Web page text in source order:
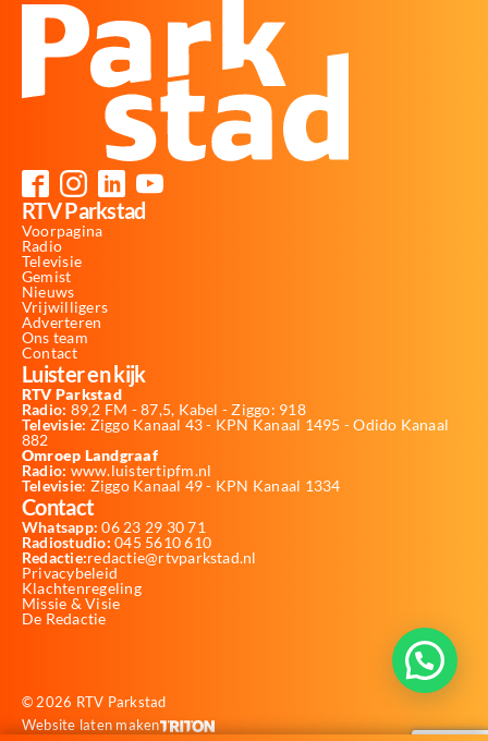
RTV Parkstad
Voorpagina
Radio
Televisie
Gemist
Nieuws
Vrijwilligers
Adverteren
Ons team
Contact
Luister en kijk
RTV Parkstad
Radio: 89,2 FM - 87,5, Kabel - Ziggo: 918
Televisie: Ziggo Kanaal 43 - KPN Kanaal 1495 - Odido Kanaal
882
Omroep Landgraaf
Radio: www.luistertipfm.nl
Televisie: Ziggo Kanaal 49 - KPN Kanaal 1334
Contact
Whatsapp: 06 23 29 30 71
Radiostudio: 045 5610 610
Redactie:redactie@rtvparkstad.nl
Privacybeleid
Klachtenregeling
Missie & Visie
De Redactie
© 2026 RTV Parkstad
Website laten maken